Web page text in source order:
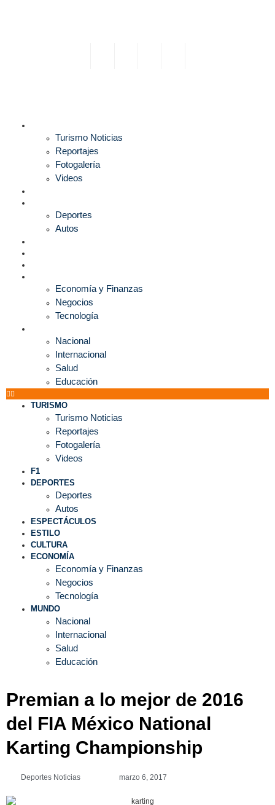
Turismo Noticias
Reportajes
Fotogalería
Videos
Deportes
Autos
Economía y Finanzas
Negocios
Tecnología
Nacional
Internacional
Salud
Educación
TURISMO
Turismo Noticias
Reportajes
Fotogalería
Videos
F1
DEPORTES
Deportes
Autos
ESPECTÁCULOS
ESTILO
CULTURA
ECONOMÍA
Economía y Finanzas
Negocios
Tecnología
MUNDO
Nacional
Internacional
Salud
Educación
Premian a lo mejor de 2016
del FIA México National
Karting Championship
Deportes Noticias marzo 6, 2017